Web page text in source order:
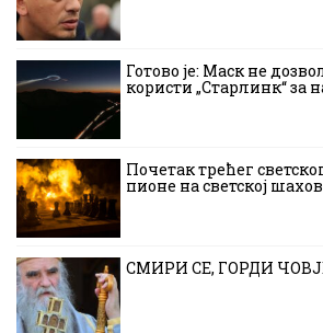
Готово је: Маск не
користи „Старлинк“ за
Почетак трећег
пионе на светској
СМИРИ СЕ, ГОРДИ